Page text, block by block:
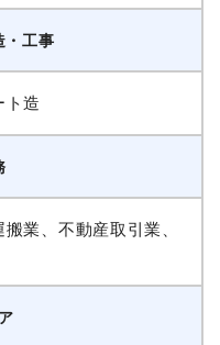
・工事
ト造
業、不動産取引業、